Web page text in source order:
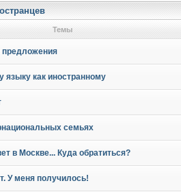
Темы
языку как иностранному
семьях
в Москве... Куда обратиться?
У меня получилось!